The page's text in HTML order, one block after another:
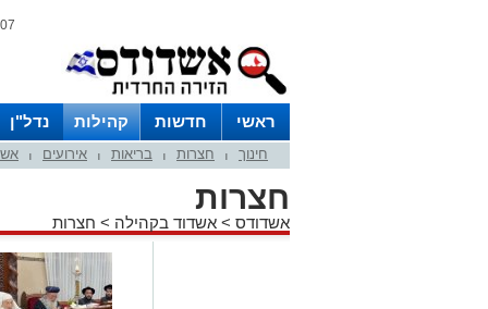
07 אוגוסט 2026 / 13:01
ראשי חדשות קהילות נדל"ן
חינוך חצרות בריאות אירועים
חצרות
אשדודס > אשדוד בקהילה > חצרות